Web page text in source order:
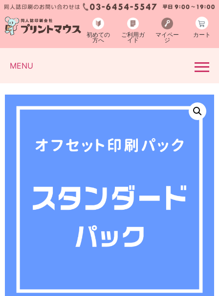
初めての
方へ
ご利用ガ
イド
マイペー
ジ
カート
MENU